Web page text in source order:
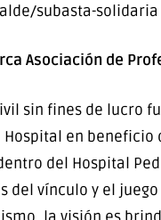
subasta-solidaria o
Asociación de
sin fines de lucro
en
del Hospital
del vínculo y el